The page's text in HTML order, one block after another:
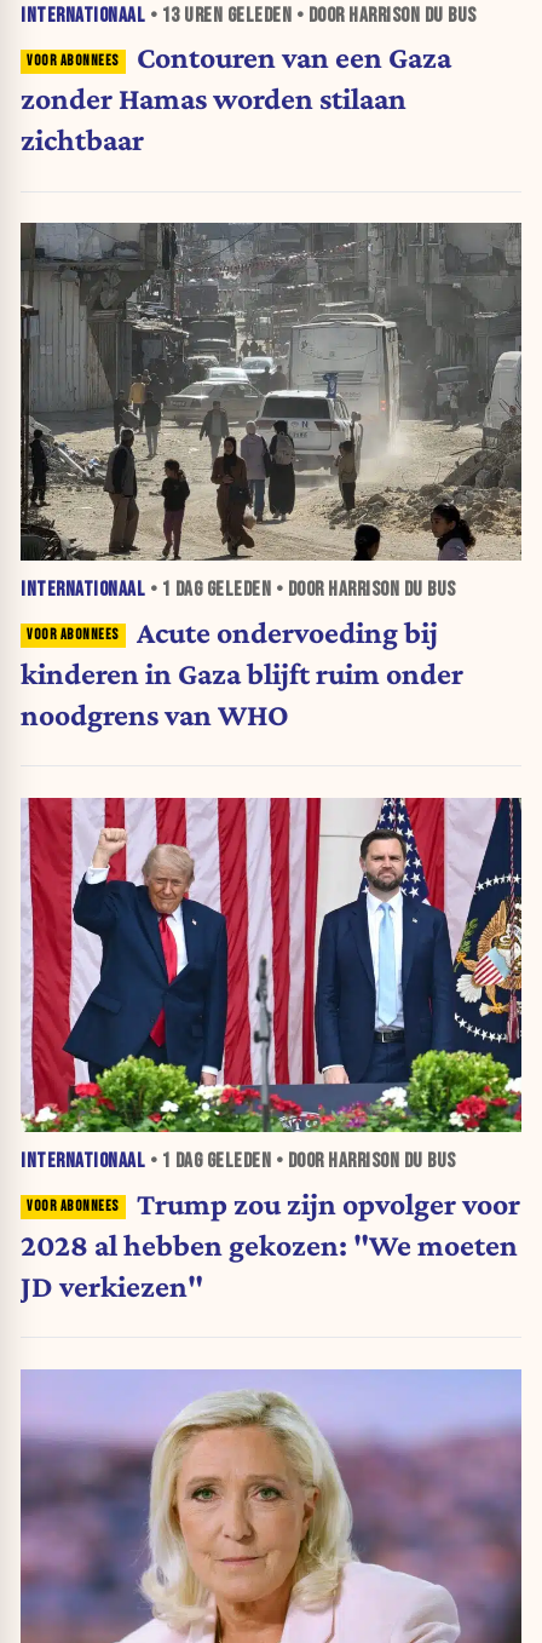
INTERNATIONAAL • 13 UREN GELEDEN • DOOR HARRISON DU BUS
Contouren van een Gaza
zonder Hamas worden stilaan
zichtbaar
INTERNATIONAAL • 1 DAGGELEDEN • DOOR HARRISON DU BUS
Acute ondervoeding bij
kinderen in Gaza blijft ruim onder
noodgrens van WHO
INTERNATIONAAL • 1 DAGGELEDEN • DOOR HARRISON DU BUS
Trump zou zijn opvolger voor
2028 al hebben gekozen: "We moeten
JD verkiezen"